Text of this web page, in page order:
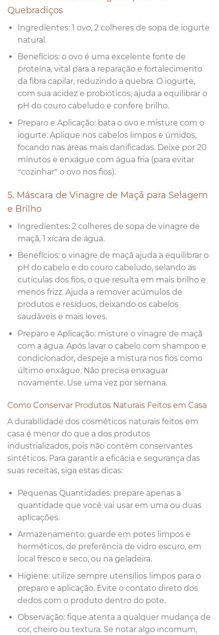
Quebradiços
Ingredientes: 1 ovo, 2 colheres de sopa de iogurte
natural.
Benefícios: o ovo é uma excelente fonte de
proteína, vital para a reparação e fortalecimento
da fibra capilar, reduzindo a quebra. O iogurte,
com sua acidez e probióticos, ajuda a equilibrar o
pH do couro cabeludo e confere brilho.
Preparo e Aplicação: bata o ovo e misture com o
iogurte. Aplique nos cabelos limpos e úmidos,
focando nas áreas mais danificadas. Deixe por 20
minutos e enxágue com água fria (para evitar
“cozinhar” o ovo nos fios).
5. Máscara de Vinagre de Maçã para Selagem
e Brilho
Ingredientes: 2 colheres de sopa de vinagre de
maçã, 1 xícara de água.
Benefícios: o vinagre de maçã ajuda a equilibrar o
pH do cabelo e do couro cabeludo, selando as
cutículas dos fios, o que resulta em mais brilho e
menos frizz. Ajuda a remover acúmulos de
produtos e resíduos, deixando os cabelos
saudáveis e mais leves.
Preparo e Aplicação: misture o vinagre de maçã
com a água. Após lavar o cabelo com shampoo e
condicionador, despeje a mistura nos fios como
último enxágue. Não precisa enxaguar
novamente. Use uma vez por semana.
Como Conservar Produtos Naturais Feitos em Casa
A durabilidade dos cosméticos naturais feitos em
casa é menor do que a dos produtos
industrializados, pois não contêm conservantes
sintéticos. Para garantir a eficácia e segurança das
suas receitas, siga estas dicas:
Pequenas Quantidades: prepare apenas a
quantidade que você vai usar em uma ou duas
aplicações.
Armazenamento: guarde em potes limpos e
herméticos, de preferência de vidro escuro, em
local fresco e seco, ou na geladeira.
Higiene: utilize sempre utensílios limpos para o
preparo e aplicação. Evite o contato direto dos
dedos com o produto dentro do pote.
Observação: fique atenta a qualquer mudança de
cor, cheiro ou textura. Se notar algo incomum,